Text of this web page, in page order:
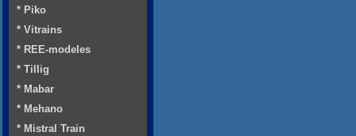
* Piko
* Vitrains
* REE-modeles
* Tillig
* Mabar
* Mehano
* Mistral Train